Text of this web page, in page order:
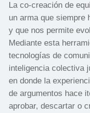
La co-creación de
un arma que siempre
y que nos permite
Mediante esta
tecnologías de
inteligencia colectiva
en donde la
de argumentos hace
aprobar, descartar o